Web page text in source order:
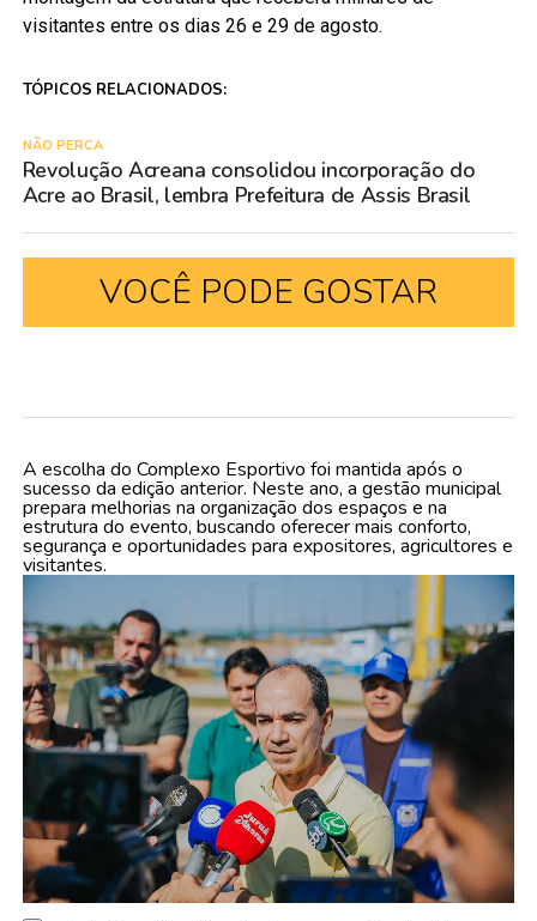
visitantes entre os dias 26 e 29 de agosto.
TÓPICOS RELACIONADOS:
NÃO PERCA
Revolução Acreana consolidou incorporação do
Acre ao Brasil, lembra Prefeitura de Assis Brasil
VOCÊ PODE GOSTAR
A escolha do Complexo Esportivo foi mantida após o
sucesso da edição anterior. Neste ano, a gestão municipal
prepara melhorias na organização dos espaços e na
estrutura do evento, buscando oferecer mais conforto,
segurança e oportunidades para expositores, agricultores e
visitantes.